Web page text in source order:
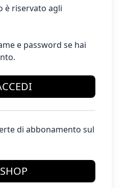
è riservato agli
e password se hai
di abbonamento sul
SHOP